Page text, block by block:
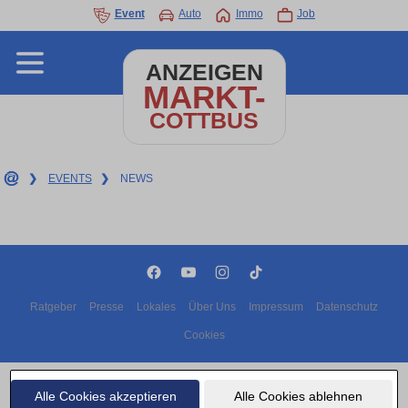
Alle Cookies akzeptieren Alle Cookies ablehnen
Event Auto Immo Job
ANZEIGEN
MARKT-
COTTBUS
❯ EVENTS ❯ NEWS
Ratgeber Presse Lokales Über Uns Impressum Datenschutz
Cookies